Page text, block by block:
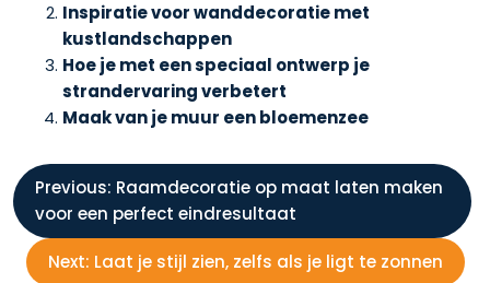
Inspiratie voor wanddecoratie met
kustlandschappen
Hoe je met een speciaal ontwerp je
strandervaring verbetert
Maak van je muur een bloemenzee
B
e
Previous: Raamdecoratie op maat laten maken
voor een perfect eindresultaat
Next: Laat je stijl zien, zelfs als je ligt te zonnen